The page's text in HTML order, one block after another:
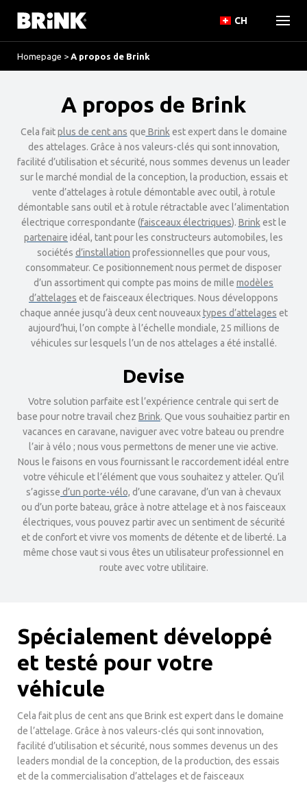
CH
Homepage > A propos de Brink
A propos de Brink
Cela faitplus de cent ans que Brink est expert dans le domaine
des attelages. Grâce à nos valeurs-clés qui sont innovation,
facilité d’utilisation et sécurité, nous sommes devenus un leader
sur le marché mondial de la conception, la production, essais et
vente d’attelages à rotule démontable avec outil, à rotule
démontable sans outil et à rotule rétractable avec l’alimentation
électrique correspondante (faisceaux électriques). Brink est le
partenaire idéal, tant pour les constructeurs automobiles, les
sociétés d’installation professionnelles que pour vous,
consommateur. Ce positionnement nous permet de disposer
d’un assortiment qui compte pas moins de mille modèles
d’attelages et de faisceaux électriques. Nous développons
chaque année jusqu’à deux cent nouveauxtypes d’attelages et
aujourd’hui, l’on compte à l’échelle mondiale, 25 millions de
véhicules sur lesquels l’un de nos attelages a été installé.
Devise
Votre solution parfaite est l’expérience centrale qui sert de
base pour notre travail chez Brink. Que vous souhaitiez partir en
vacances en caravane, naviguer avec votre bateau ou prendre
l’air à vélo ; nous vous permettons de mener une vie active.
Nous le faisons en vous fournissant le raccordement idéal entre
votre véhicule et l’élément que vous souhaitez y atteler. Qu’il
s’agisse d’un porte-vélo, d’une caravane, d’un van à chevaux
ou d’un porte bateau, grâce à notre attelage et à nos faisceaux
électriques, vous pouvez partir avec un sentiment de sécurité
et de confort et vivre vos moments de détente et de liberté. La
même chose vaut si vous êtes un utilisateur professionnel en
route avec votre utilitaire.
Spécialement développé
et testé pour votre
véhicule
Cela fait plus de cent ans que Brink est expert dans le domaine
de l’attelage. Grâce à nos valeurs-clés qui sont innovation,
facilité d’utilisation et sécurité, nous sommes devenus un des
leaders mondial de la conception, de la production, des essais
et de la commercialisation d’attelages et de faisceaux